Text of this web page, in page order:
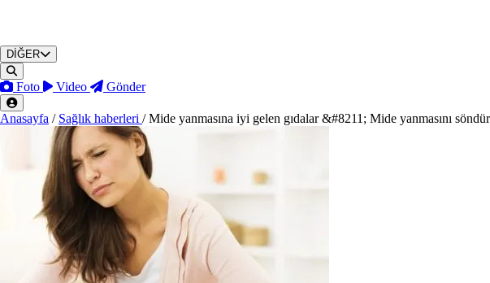
DİĞER
Foto Video Gönder
Anasayfa / Sağlık haberleri / Mide yanmasına iyi gelen gıdalar &#8211; Mide yanmasını